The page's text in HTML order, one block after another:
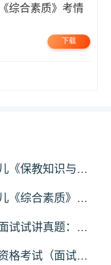
下载
2024上半年教师资格证幼儿《保教知识与能力》笔试真题及答案
2024上半年教师资格证幼儿《综合素质》笔试真题及答案
2024年上半年教师资格证面试试讲真题：初中道德与法治
2024年下半年中小学教师资格考试（面试） 报名工作通知